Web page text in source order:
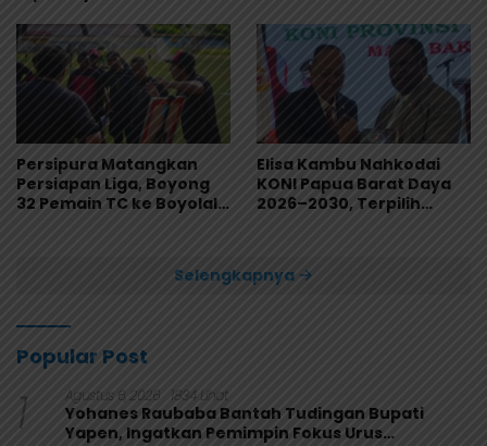
Persipura Matangkan
Persiapan Liga, Boyong
32 Pemain TC ke Boyolali
Elisa Kambu Nahkodai
KONI Papua Barat Daya
2026–2030, Terpilih
Selengkapnya
Popular Post
1 Agustus 6, 2026 1834 Lihat
Yohanes Raubaba Bantah Tudingan Bupati
Yapen, Ingatkan Pemimpin Fokus Urus